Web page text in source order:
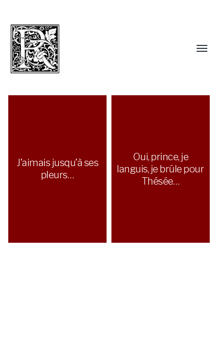
J’aimais jusqu’à ses
pleurs…
Oui, prince, je
languis, je brûle pour
Thésée…